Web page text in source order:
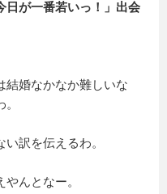
日が一番若いっ！」出会
結婚なかなか難しいな
訳を伝えるわ。
んとなー。